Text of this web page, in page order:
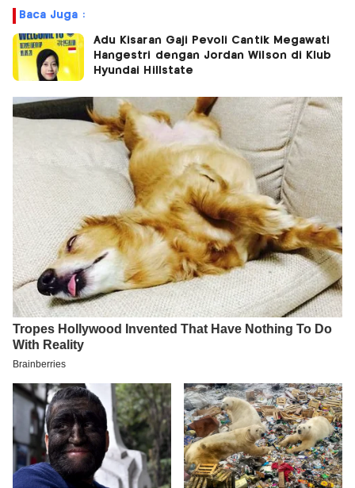
Baca Juga :
Adu Kisaran Gaji Pevoli Cantik Megawati
Hangestri dengan Jordan Wilson di Klub
Hyundai Hillstate